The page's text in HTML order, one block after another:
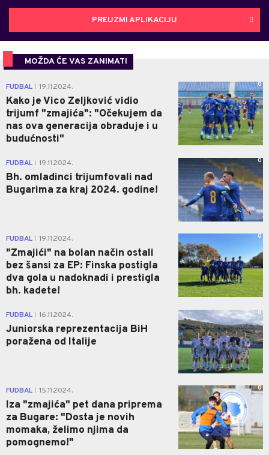
PREUZMI APLIKACIJU
MOŽDA ĆE VAS ZANIMATI
FUDBAL 19.11.2024.
Kako je Vico Zeljković vidio
trijumf "zmajića": "Očekujem da
nas ova generacija obraduje i u
budućnosti"
0
FUDBAL 19.11.2024.
Bh. omladinci trijumfovali nad
Bugarima za kraj 2024. godine!
0
FUDBAL 19.11.2024.
"Zmajići" na bolan način ostali
bez šansi za EP: Finska postigla
dva gola u nadoknadi i prestigla
bh. kadete!
0
FUDBAL 16.11.2024.
Juniorska reprezentacija BiH
poražena od Italije
0
FUDBAL 15.11.2024.
Iza "zmajića" pet dana priprema
za Bugare: "Dosta je novih
momaka, želimo njima da
pomognemo!"
0